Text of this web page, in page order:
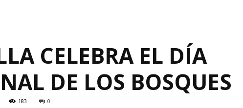
CELEBRA EL DÍA
DE LOS BOSQUES
183 0